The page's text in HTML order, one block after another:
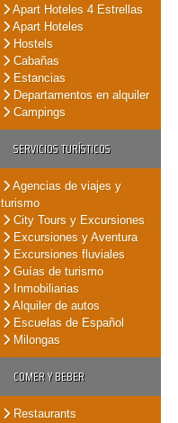
Apart Hoteles 4 Estrellas
Apart Hoteles
Hostels
Cabañas
Estancias
Departamentos en alquiler
Campings
SERVICIOS TURÍSTICOS
Agencias de viajes y
turismo
City Tours y Excursiones
Excursiones y Aventura
Excursiones fluviales
Guías de turismo
Inmobiliarias
Alquiler de autos
Escuelas de Español
Milongas
COMER Y BEBER
Restaurants